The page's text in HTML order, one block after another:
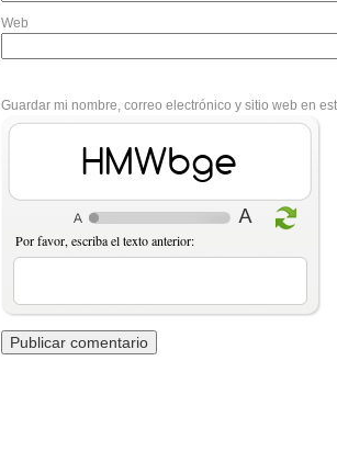
Web
Guardar mi nombre, correo electrónico y sitio web en
aKWQg4
Por favor, escriba el texto anterior: